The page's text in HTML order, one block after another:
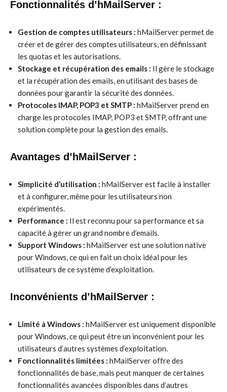
Fonctionnalités d’hMailServer :
Gestion de comptes utilisateurs : hMailServer permet de
créer et de gérer des comptes utilisateurs, en définissant
les quotas et les autorisations.
Stockage et récupération des emails : Il gère le stockage
et la récupération des emails, en utilisant des bases de
données pour garantir la sécurité des données.
Protocoles IMAP, POP3 et SMTP : hMailServer prend en
charge les protocoles IMAP, POP3 et SMTP, offrant une
solution complète pour la gestion des emails.
Avantages d’hMailServer :
Simplicité d’utilisation : hMailServer est facile à installer
et à configurer, même pour les utilisateurs non
expérimentés.
Performance : Il est reconnu pour sa performance et sa
capacité à gérer un grand nombre d’emails.
Support Windows : hMailServer est une solution native
pour Windows, ce qui en fait un choix idéal pour les
utilisateurs de ce système d’exploitation.
Inconvénients d’hMailServer :
Limité à Windows : hMailServer est uniquement disponible
pour Windows, ce qui peut être un inconvénient pour les
utilisateurs d’autres systèmes d’exploitation.
Fonctionnalités limitées : hMailServer offre des
fonctionnalités de base, mais peut manquer de certaines
fonctionnalités avancées disponibles dans d’autres